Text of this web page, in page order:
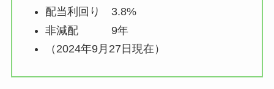
配当利回り 3.8%
非減配 9年
（2024年9月27日現在）